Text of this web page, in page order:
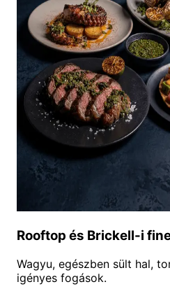
Rooftop és Brickell-i
Wagyu, egészben sült hal,
igényes fogások.